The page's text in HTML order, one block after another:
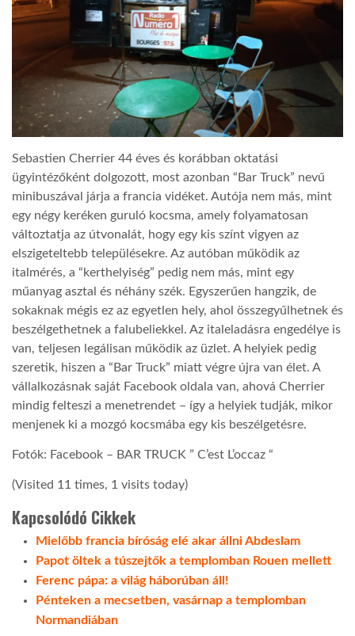
Sebastien Cherrier 44 éves és korábban oktatási
ügyintézőként dolgozott, most azonban “Bar Truck” nevű
minibuszával járja a francia vidéket. Autója nem más, mint
egy négy keréken guruló kocsma, amely folyamatosan
változtatja az útvonalát, hogy egy kis színt vigyen az
elszigeteltebb településekre. Az autóban működik az
italmérés, a “kerthelyiség” pedig nem más, mint egy
műanyag asztal és néhány szék. Egyszerűen hangzik, de
sokaknak mégis ez az egyetlen hely, ahol összegyűlhetnek és
beszélgethetnek a falubeliekkel. Az italeladásra engedélye is
van, teljesen legálisan működik az üzlet. A helyiek pedig
szeretik, hiszen a “Bar Truck” miatt végre újra van élet. A
vállalkozásnak saját Facebook oldala van, ahová Cherrier
mindig felteszi a menetrendet – így a helyiek tudják, mikor
menjenek ki a mozgó kocsmába egy kis beszélgetésre.
Fotók: Facebook – BAR TRUCK ” C’est L’occaz “
(Visited 11 times, 1 visits today)
Kapcsolódó Cikkek
Mielőbb francia bíróság elé akar állni Abdeslam
Papot öltek a túszejtők a templomban Rouen mellett
Ferenc pápa: a világ háborúban áll!
Pénteken a mecsetben, vasárnap a templomban
Normandiában